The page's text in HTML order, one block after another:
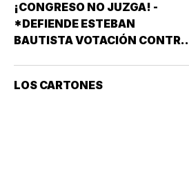
¡CONGRESO NO JUZGA! -
*DEFIENDE ESTEBAN
BAUTISTA VOTACIÓN CONTRA
LOS CARTONES